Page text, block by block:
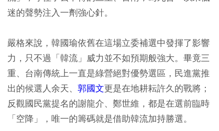
迷的聲勢注入一劑強心針。
嚴格來說，韓國瑜依舊在這場立委補選中發揮了影響
力，只不過「韓流」威力並不如預期般強大。畢竟三
重、台南傳統上一直是綠營絕對優勢選區，民進黨推
出的候選人余天、 郭國文更是在地耕耘許久的戰將；
反觀國民黨提名的謝龍介、鄭世維，都是在選前臨時
「空降」，唯一的籌碼就是借助韓流加持勝選。